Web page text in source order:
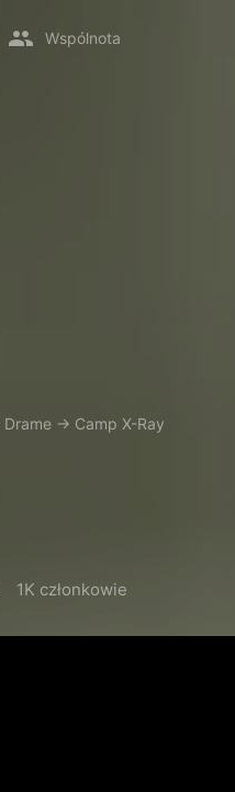
Wspólnota
Drame → Camp X-Ray
1K członkowie